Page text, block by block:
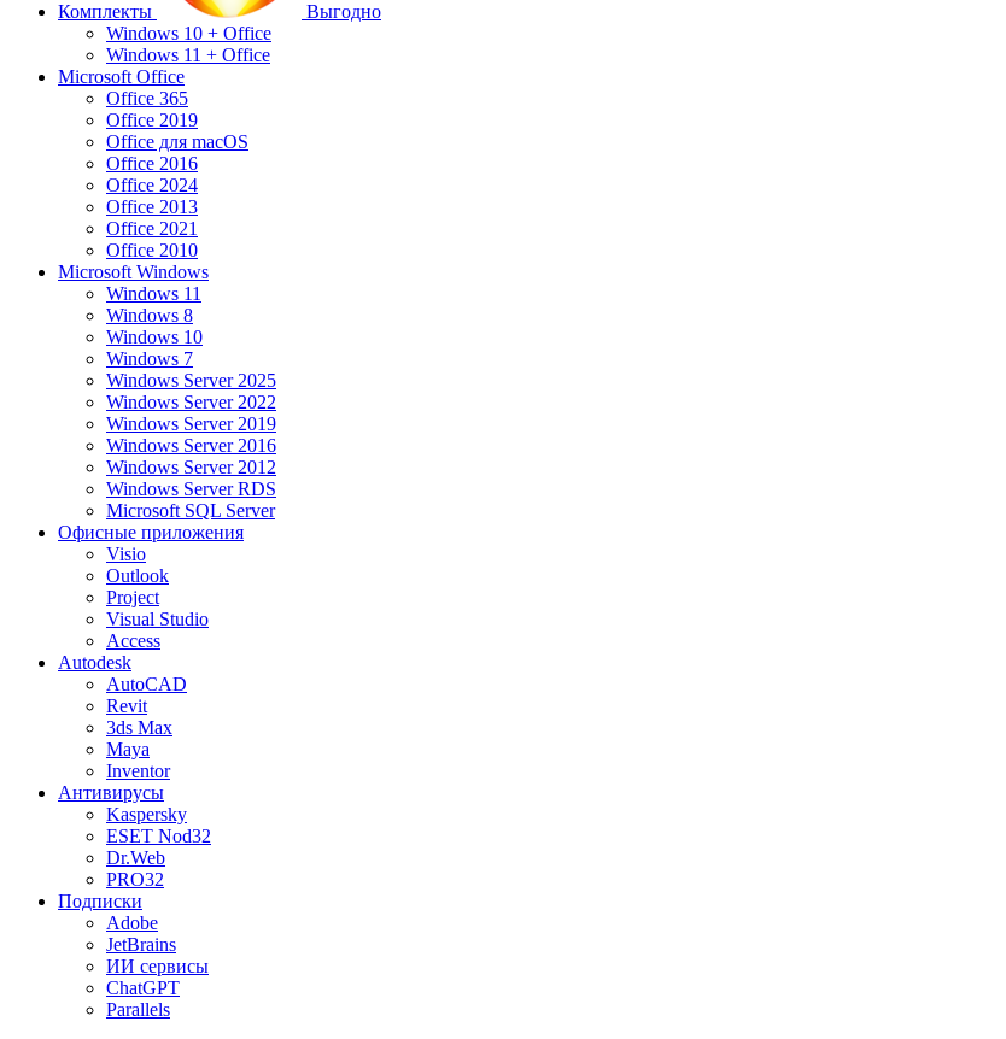
Комплекты
Выгодно
Windows 10 + Office
Windows 11 + Office
Microsoft Office
Office 365
Office 2019
Office для macOS
Office 2016
Office 2024
Office 2013
Office 2021
Office 2010
Microsoft Windows
Windows 11
Windows 8
Windows 10
Windows 7
Windows Server 2025
Windows Server 2022
Windows Server 2019
Windows Server 2016
Windows Server 2012
Windows Server RDS
Microsoft SQL Server
Офисные приложения
Visio
Outlook
Project
Visual Studio
Access
Autodesk
AutoCAD
Revit
3ds Max
Maya
Inventor
Антивирусы
Kaspersky
ESET Nod32
Dr.Web
PRO32
Подписки
Adobe
JetBrains
ИИ сервисы
ChatGPT
Parallels